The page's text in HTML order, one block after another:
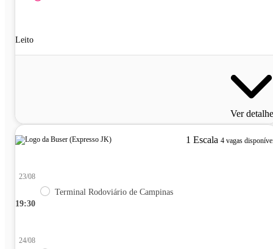
Leito
Ver
1 Escala 4 vagas
19:30
23/08
Terminal Rodoviário de Campinas
24/08